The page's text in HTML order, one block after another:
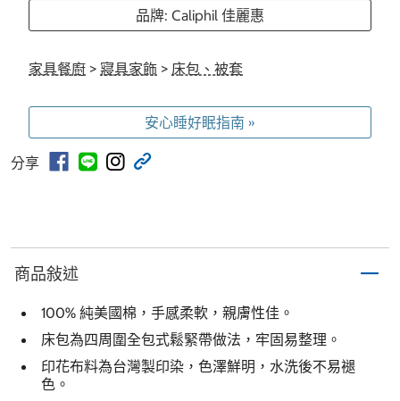
品牌: Caliphil 佳麗惠
家具餐廚 > 寢具家飾 > 床包、被套
安心睡好眠指南 »
分享
商品敍述
100% 純美國棉，手感柔軟，親膚性佳。
床包為四周圍全包式鬆緊帶做法，牢固易整理。
印花布料為台灣製印染，色澤鮮明，水洗後不易褪
色。